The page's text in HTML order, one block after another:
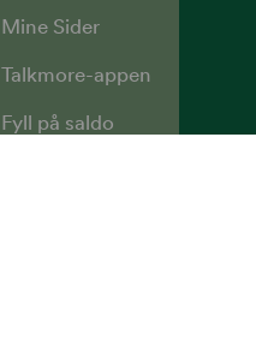
Mine Sider
Talkmore-appen
Fyll på saldo